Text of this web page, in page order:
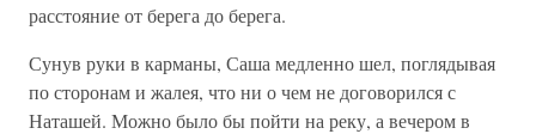
расстояние от берега до берега.
Сунув руки в карманы, Саша медленно шел, поглядывая
по сторонам и жалея, что ни о чем не договорился с
Наташей. Можно было бы пойти на реку, а вечером в